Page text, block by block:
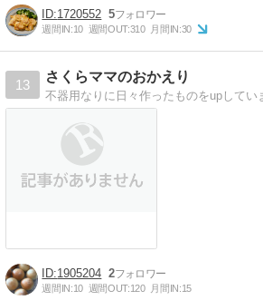
1720552 5
週間IN:10 週間OUT:310 月間IN:30
13
さくらママのおかえり
1905204 2
週間IN:10 週間OUT:120 月間IN:15